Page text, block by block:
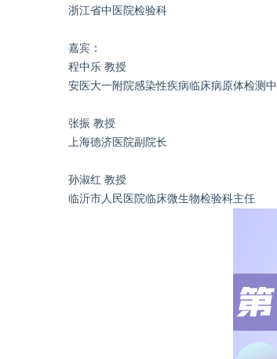
浙江省中医院检验科
嘉宾：
程中乐 教授
安医大一附院感染性疾病临床病原体检测
张振 教授
上海德济医院副院长
孙淑红 教授
临沂市人民医院临床微生物检验科主任